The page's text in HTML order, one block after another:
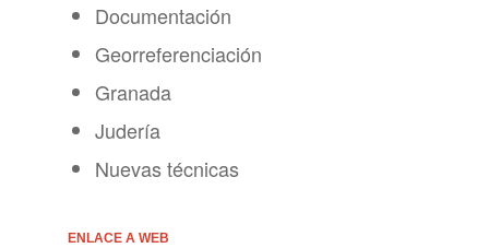
Documentación
Georreferenciación
Granada
Judería
Nuevas técnicas
ENLACE A WEB